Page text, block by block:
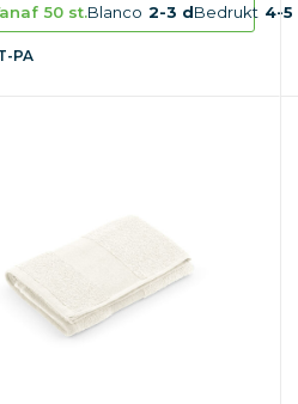
50 st.Blanco 2-3 dBedrukt 4-5
PA